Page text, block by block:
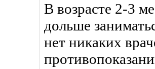
В возрасте 2-3
дольше
нет никаких